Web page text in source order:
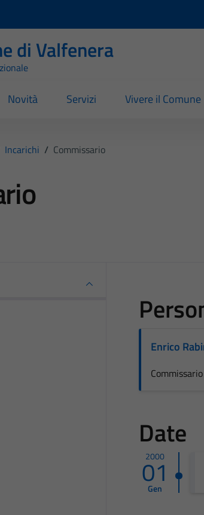
di Valfenera
Novità Servizi Vivere il Comune
Incarichi / Commissario
Enrico
Commissario
Date
2000
01
Gen